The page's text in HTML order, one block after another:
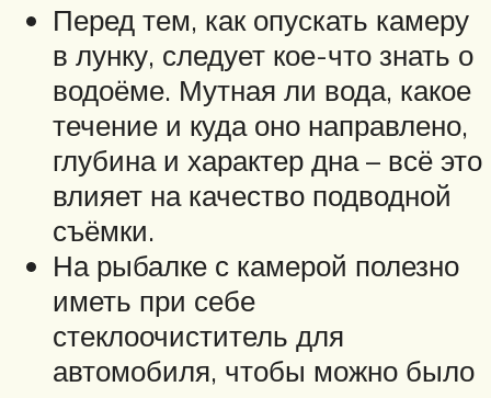
Перед тем, как опускать камеру
в лунку, следует кое-что знать о
водоёме. Мутная ли вода, какое
течение и куда оно направлено,
глубина и характер дна – всё это
влияет на качество подводной
съёмки.
На рыбалке с камерой полезно
иметь при себе
стеклоочиститель для
автомобиля, чтобы можно было